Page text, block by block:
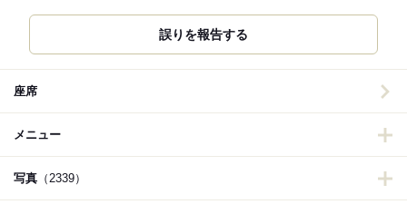
誤りを報告する
座席
メニュー
写真 （2339）